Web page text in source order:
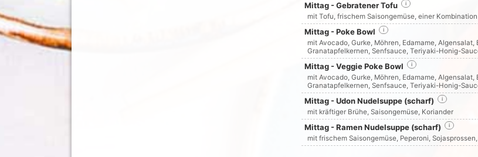
Mittag - Gebratener Tofu i
mit Tofu, frischem Saisongemüse, einer
Mittag - Poke Bowl i
mit Avocado, Gurke, Möhren, Edamame,
Granatapfelkernen, Senfsauce, Teriyaki-Honig-
Mittag - Veggie Poke Bowl i
mit Avocado, Gurke, Möhren, Edamame,
Granatapfelkernen, Senfsauce, Teriyaki-Honig-
Mittag - Udon Nudelsuppe (scharf) i
mit kräftiger Brühe, Saisongemüse, Koriander
Mittag - Ramen Nudelsuppe (scharf) i
mit frischem Saisongemüse, Peperoni,